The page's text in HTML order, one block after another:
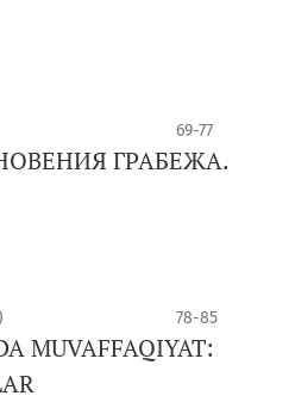
69-77
ГРАБЕЖА.
78-85
MUVAFFAQIYAT: